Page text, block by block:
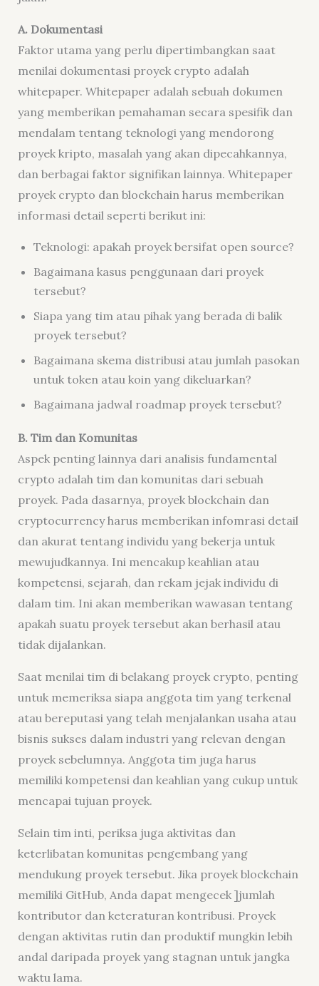
A. Dokumentasi
Faktor utama yang perlu dipertimbangkan saat
menilai dokumentasi proyek crypto adalah
whitepaper. Whitepaper adalah sebuah dokumen
yang memberikan pemahaman secara spesifik dan
mendalam tentang teknologi yang mendorong
proyek kripto, masalah yang akan dipecahkannya,
dan berbagai faktor signifikan lainnya. Whitepaper
proyek crypto dan blockchain harus memberikan
informasi detail seperti berikut ini:
Teknologi: apakah proyek bersifat open source?
Bagaimana kasus penggunaan dari proyek
tersebut?
Siapa yang tim atau pihak yang berada di balik
proyek tersebut?
Bagaimana skema distribusi atau jumlah pasokan
untuk token atau koin yang dikeluarkan?
Bagaimana jadwal roadmap proyek tersebut?
B. Tim dan Komunitas
Aspek penting lainnya dari analisis fundamental
crypto adalah tim dan komunitas dari sebuah
proyek. Pada dasarnya, proyek blockchain dan
cryptocurrency harus memberikan infomrasi detail
dan akurat tentang individu yang bekerja untuk
mewujudkannya. Ini mencakup keahlian atau
kompetensi, sejarah, dan rekam jejak individu di
dalam tim. Ini akan memberikan wawasan tentang
apakah suatu proyek tersebut akan berhasil atau
tidak dijalankan.
Saat menilai tim di belakang proyek crypto, penting
untuk memeriksa siapa anggota tim yang terkenal
atau bereputasi yang telah menjalankan usaha atau
bisnis sukses dalam industri yang relevan dengan
proyek sebelumnya. Anggota tim juga harus
memiliki kompetensi dan keahlian yang cukup untuk
mencapai tujuan proyek.
Selain tim inti, periksa juga aktivitas dan
keterlibatan komunitas pengembang yang
mendukung proyek tersebut. Jika proyek blockchain
memiliki GitHub, Anda dapat mengecek ]jumlah
kontributor dan keteraturan kontribusi. Proyek
dengan aktivitas rutin dan produktif mungkin lebih
andal daripada proyek yang stagnan untuk jangka
waktu lama.